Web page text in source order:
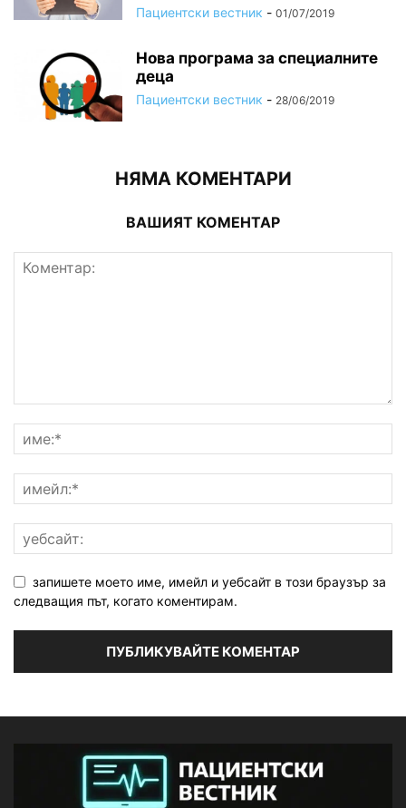
Пациентски вестник - 01/07/2019
Нова програма за специалните
деца
Пациентски вестник - 28/06/2019
НЯМА КОМЕНТАРИ
ВАШИЯТ КОМЕНТАР
запишете моето име, имейл и уебсайт в този браузър за
следващия път, когато коментирам.